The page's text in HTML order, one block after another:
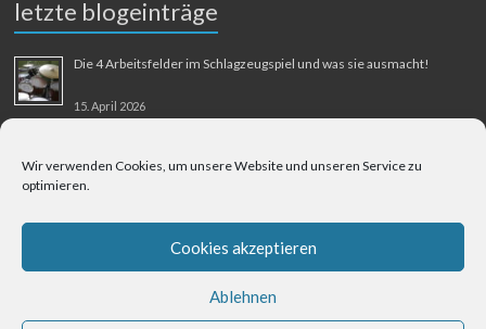
Wir verwenden Cookies, um unsere Website und unseren Service zu
optimieren.
Cookies akzeptieren
Ablehnen
letzte blogeinträge
Die 4 Arbeitsfelder im Schlagzeugspiel und was sie ausmacht!
15. April 2026
31. August 2025
Berliner Flughafen Tegel – Berlin-Bangkok